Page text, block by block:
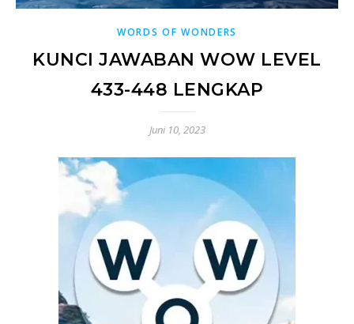
WORDS OF WONDERS
KUNCI JAWABAN WOW LEVEL
433-448 LENGKAP
Juni 10, 2023